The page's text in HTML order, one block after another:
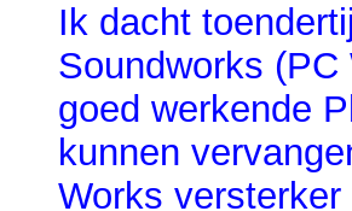
Ik dacht
Soundworks
goed werkende
kunnen
Works